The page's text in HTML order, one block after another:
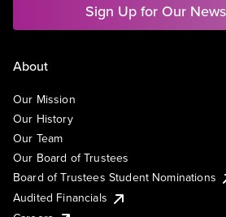
Sign Up for Our
About
Our Mission
Our History
Our Team
Our Board of Trustees
Board of Trustees Student Nominations
Audited Financials